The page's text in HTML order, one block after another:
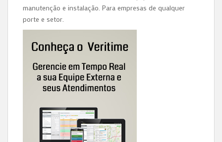
manutenção e instalação. Para empresas de qualquer
porte e setor.